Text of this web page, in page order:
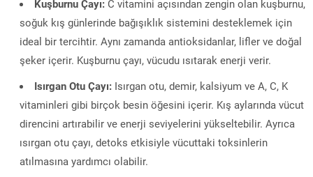
Kuşburnu Çayı: C vitamini açısından zengin olan kuşburnu,
soğuk kış günlerinde bağışıklık sistemini desteklemek için
ideal bir tercihtir. Aynı zamanda antioksidanlar, lifler ve doğal
şeker içerir. Kuşburnu çayı, vücudu ısıtarak enerji verir.
Isırgan Otu Çayı: Isırgan otu, demir, kalsiyum ve A, C, K
vitaminleri gibi birçok besin öğesini içerir. Kış aylarında vücut
direncini artırabilir ve enerji seviyelerini yükseltebilir. Ayrıca
ısırgan otu çayı, detoks etkisiyle vücuttaki toksinlerin
atılmasına yardımcı olabilir.